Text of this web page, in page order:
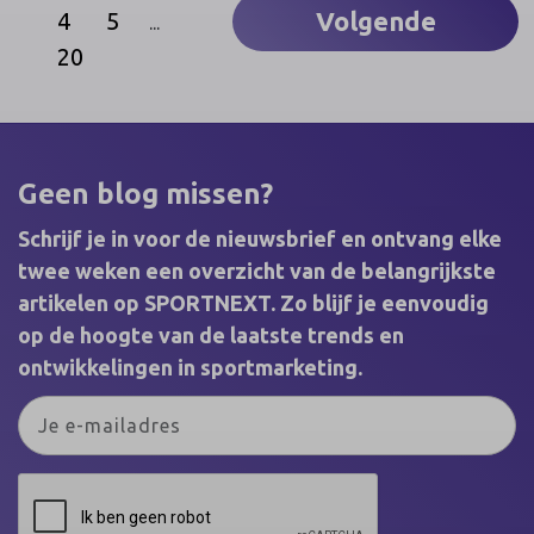
beleven en - niet geheel onbelangrijk - wat hun
kennis, houding en gedrag is ten aanzien van
4
5 ...
20
Volgende
Geen blog missen?
Schrijf je in voor de nieuwsbrief en ontvang elke
twee weken een overzicht van de belangrijkste
artikelen op SPORTNEXT. Zo blijf je eenvoudig
op de hoogte van de laatste trends en
ontwikkelingen in sportmarketing.